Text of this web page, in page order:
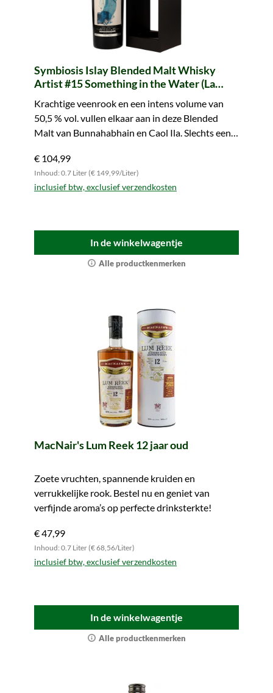
Symbiosis Islay Blended Malt Whisky
Artist #15 Something in the Water (La
Krachtige veenrook en een intens volume van
50,5 % vol. vullen elkaar aan in deze Blended
Malt van Bunnahabhain en Caol Ila. Slechts een
€ 104,99
Inhoud: 0.7 Liter (€ 149,99/Liter)
inclusief btw, exclusief verzendkosten
In de winkelwagentje
Alle productkenmerken
MacNair's Lum Reek 12 jaar oud
Zoete vruchten, spannende kruiden en
verrukkelijke rook. Bestel nu en geniet van
verfijnde aroma’s op perfecte drinksterkte!
€ 47,99
Inhoud: 0.7 Liter (€ 68,56/Liter)
inclusief btw, exclusief verzendkosten
In de winkelwagentje
Alle productkenmerken